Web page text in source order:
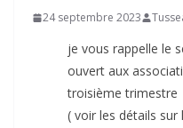
24 septembre 2023
je vous rappelle le
ouvert aux
troisième trimestre
( voir les détails